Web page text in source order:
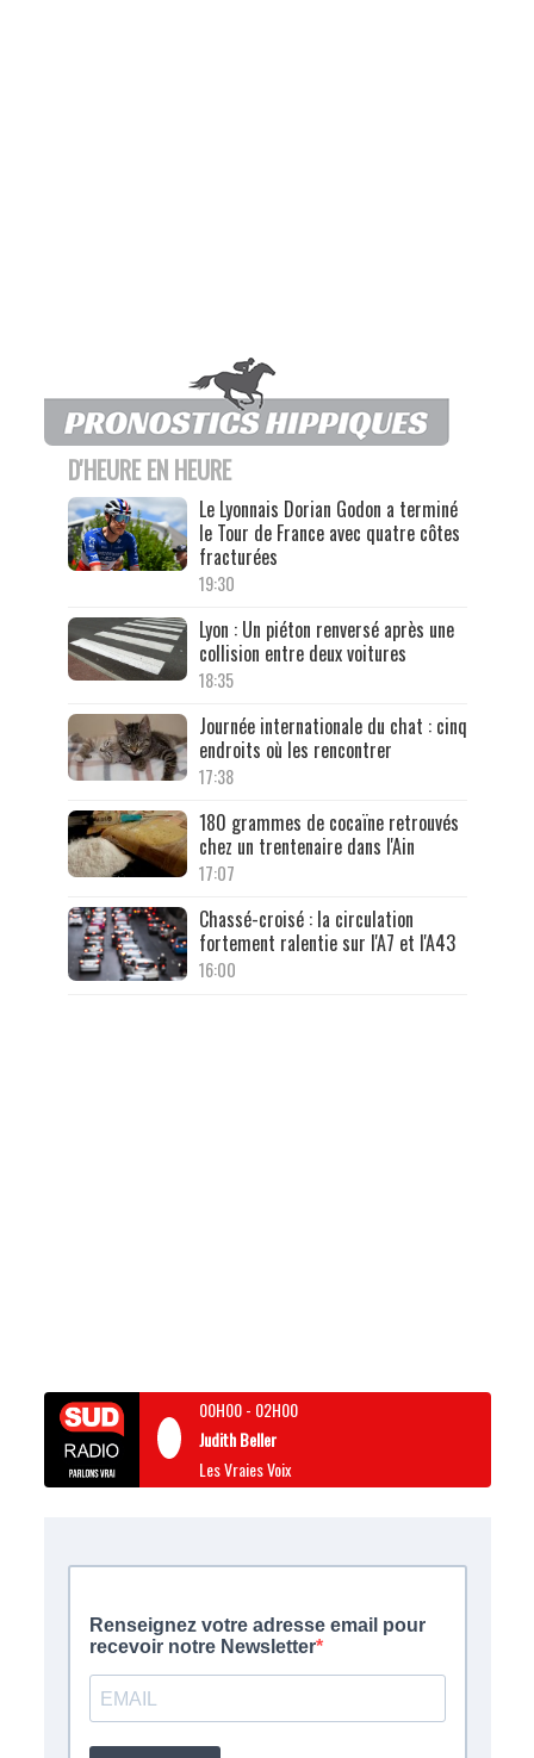
D'HEURE EN HEURE
Le Lyonnais Dorian Godon a terminé
le Tour de France avec quatre côtes
fracturées
19:30
Lyon : Un piéton renversé après une
collision entre deux voitures
18:35
Journée internationale du chat : cinq
endroits où les rencontrer
17:38
180 grammes de cocaïne retrouvés
chez un trentenaire dans l'Ain
17:07
Chassé-croisé : la circulation
fortement ralentie sur l'A7 et l'A43
16:00
00H00- 02H00
Judith Beller
Les Vraies Voix